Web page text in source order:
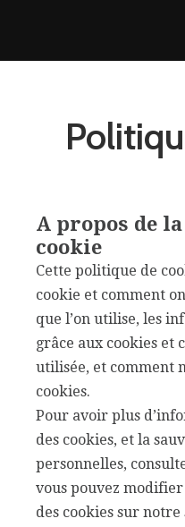
A propos de
cookie
Cette politique de
cookie et comment
que l’on utilise, les
grâce aux cookies et
utilisée, et comment
cookies.
Pour avoir plus
des cookies, et la
personnelles,
vous pouvez
des cookies sur notre